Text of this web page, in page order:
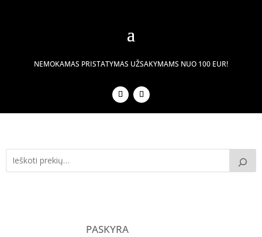
NEMOKAMAS PRISTATYMAS UŽSAKYMAMS NUO 100 EUR!
PASKYRA